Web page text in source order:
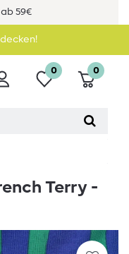
59€
0 0
Terry -